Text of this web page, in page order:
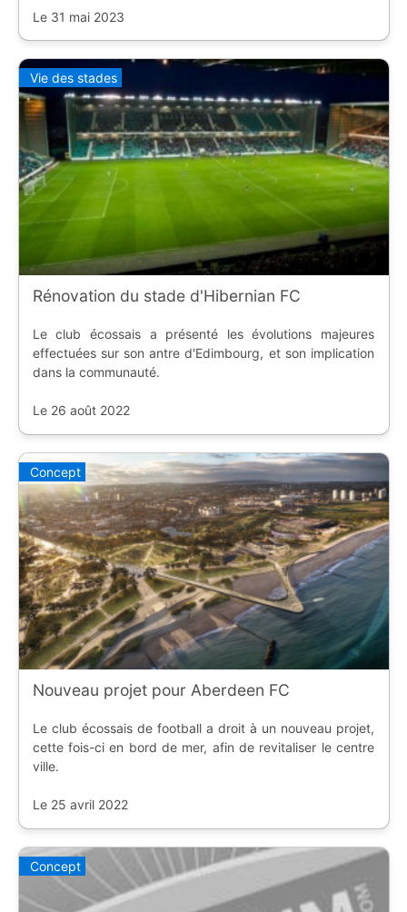
Le 31 mai 2023
Vie des stades
Rénovation du stade d'Hibernian FC
Le club écossais a présenté les évolutions majeures
effectuées sur son antre d'Edimbourg, et son implication
dans la communauté.
Le 26 août 2022
Concept
Nouveau projet pour Aberdeen FC
Le club écossais de football a droit à un nouveau projet,
cette fois-ci en bord de mer, afin de revitaliser le centre
ville.
Le 25 avril 2022
Concept